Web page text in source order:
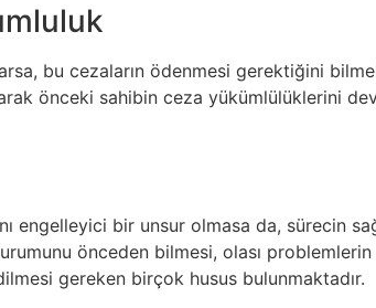
bu cezaların ödenmesi gerektiğini
önceki sahibin ceza yükümlülüklerini
engelleyici bir unsur olmasa da, sürecin
önceden bilmesi, olası
gereken birçok husus bulunmaktadır.